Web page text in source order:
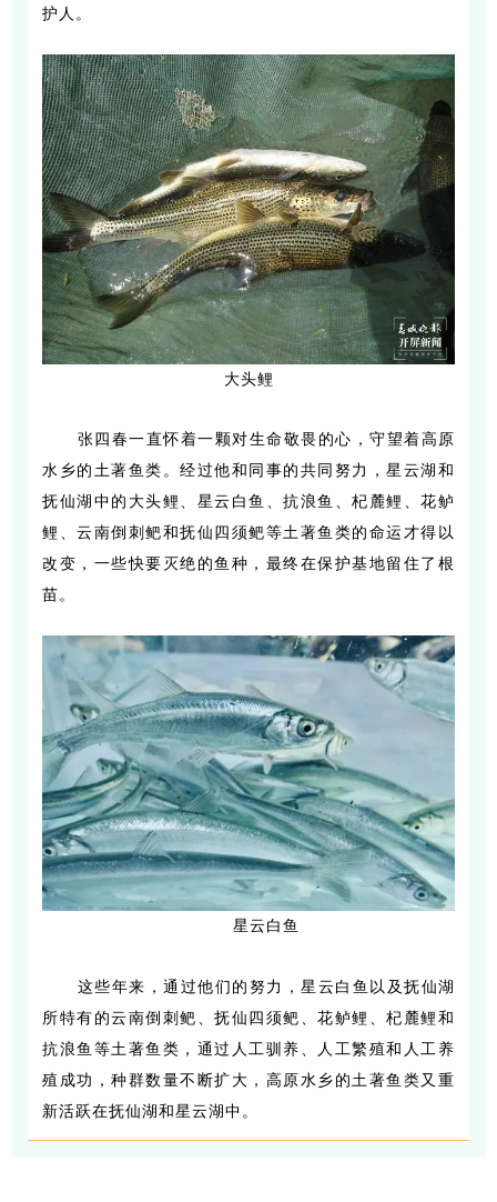
护人。
大头鲤
张四春一直怀着一颗对生命敬畏的心，守望着高原
水乡的土著鱼类。经过他和同事的共同努力，星云湖和
抚仙湖中的大头鲤、星云白鱼、抗浪鱼、杞麓鲤、花鲈
鲤、云南倒刺鲃和抚仙四须鲃等土著鱼类的命运才得以
改变，一些快要灭绝的鱼种，最终在保护基地留住了根
苗。
星云白鱼
这些年来，通过他们的努力，星云白鱼以及抚仙湖
所特有的云南倒刺鲃、抚仙四须鲃、花鲈鲤、杞麓鲤和
抗浪鱼等土著鱼类，通过人工驯养、人工繁殖和人工养
殖成功，种群数量不断扩大，高原水乡的土著鱼类又重
新活跃在抚仙湖和星云湖中。